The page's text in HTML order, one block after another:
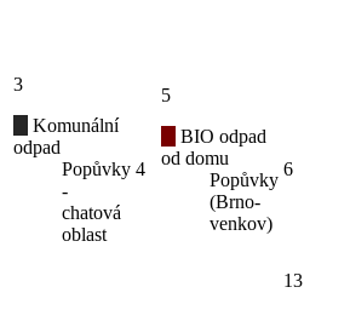
3
Komunální
odpad
Popůvky
-
chatová
oblast
4
5
BIO odpad
od domu
Popůvky
(Brno-
venkov)
6
13